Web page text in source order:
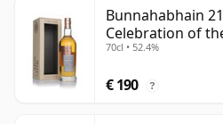
Bunnahabhain
Celebration of
70cl • 52.4%
€ 190 ?